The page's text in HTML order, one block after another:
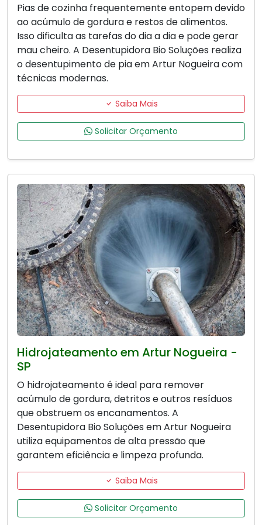
Pias de cozinha frequentemente entopem devido
ao acúmulo de gordura e restos de alimentos.
Isso dificulta as tarefas do dia a dia e pode gerar
mau cheiro. A Desentupidora Bio Soluções realiza
o desentupimento de pia em Artur Nogueira com
técnicas modernas.
Saiba Mais
Solicitar Orçamento
Hidrojateamento em Artur Nogueira -
SP
O hidrojateamento é ideal para remover
acúmulo de gordura, detritos e outros resíduos
que obstruem os encanamentos. A
Desentupidora Bio Soluções em Artur Nogueira
utiliza equipamentos de alta pressão que
garantem eficiência e limpeza profunda.
Saiba Mais
Solicitar Orçamento